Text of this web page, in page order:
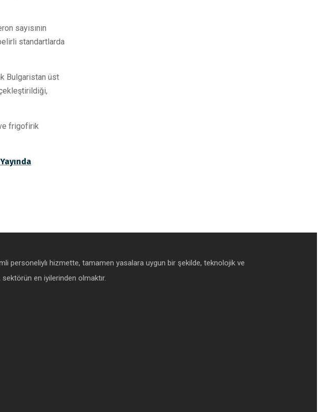
sayısının
standartlarda
Bulgaristan üst
ve frigofirik
personeliylı hizmette, tamamen yasalara uygun bir şekilde, teknolojik ve
en iyilerinden olmaktır.